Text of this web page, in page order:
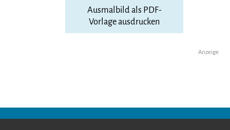
Ausmalbild als PDF-
Vorlage ausdrucken
Anzeige